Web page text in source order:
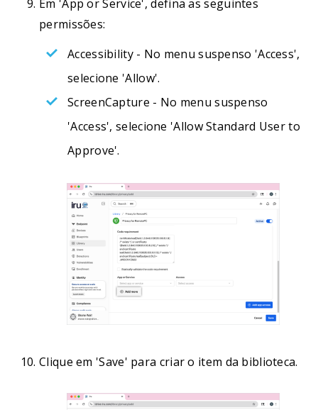
Em 'App or Service', defina as seguintes
permissões:
Accessibility - No menu suspenso 'Access',
selecione 'Allow'.
ScreenCapture - No menu suspenso
'Access', selecione 'Allow Standard User to
Approve'.
Clique em 'Save' para criar o item da biblioteca.